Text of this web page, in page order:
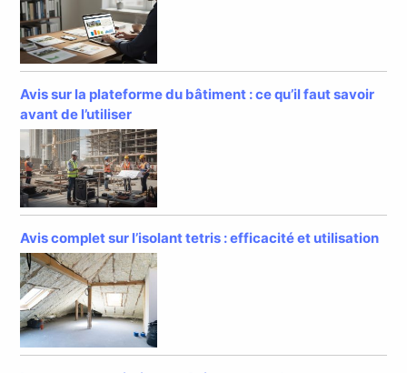
Avis sur la plateforme du bâtiment : ce qu’il faut savoir
avant de l’utiliser
Avis complet sur l’isolant tetris : efficacité et utilisation